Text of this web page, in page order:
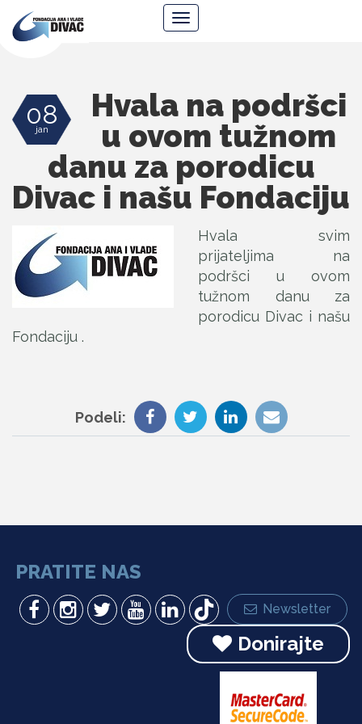
Ana
Navigacija
08
jan
Hvala na podršci
u ovom tužnom
danu za porodicu
Divac i našu Fondaciju
Hvala svim
prijateljima na
podršci u ovom
tužnom danu za
porodicu Divac i našu
Fondaciju .
Podeli:
PRATITE NAS
Newsletter
Donirajte